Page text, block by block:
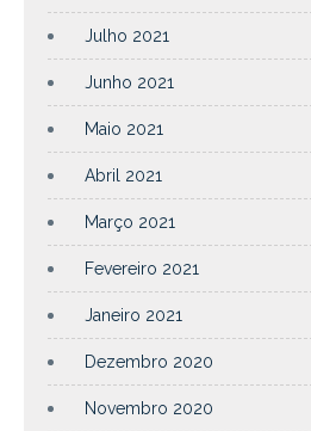
Julho 2021
Junho 2021
Maio 2021
Abril 2021
Março 2021
Fevereiro 2021
Janeiro 2021
Dezembro 2020
Novembro 2020